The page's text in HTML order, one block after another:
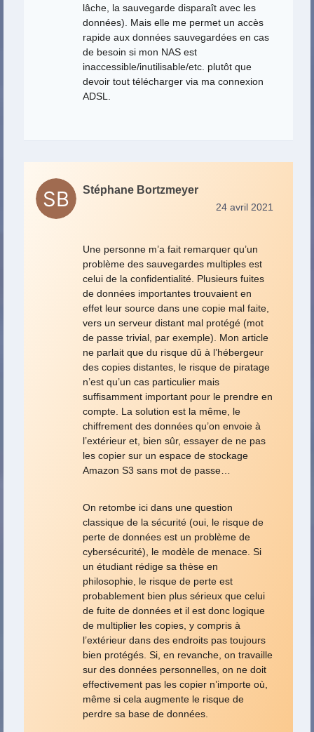
lâche, la sauvegarde disparaît avec les
données). Mais elle me permet un accès
rapide aux données sauvegardées en cas
de besoin si mon NAS est
inaccessible/inutilisable/etc. plutôt que
devoir tout télécharger via ma connexion
ADSL.
Stéphane Bortzmeyer
24 avril 2021
Une personne m’a fait remarquer qu’un
problème des sauvegardes multiples est
celui de la confidentialité. Plusieurs fuites
de données importantes trouvaient en
effet leur source dans une copie mal faite,
vers un serveur distant mal protégé (mot
de passe trivial, par exemple). Mon article
ne parlait que du risque dû à l’hébergeur
des copies distantes, le risque de piratage
n’est qu’un cas particulier mais
suffisamment important pour le prendre en
compte. La solution est la même, le
chiffrement des données qu’on envoie à
l’extérieur et, bien sûr, essayer de ne pas
les copier sur un espace de stockage
Amazon S3 sans mot de passe…
On retombe ici dans une question
classique de la sécurité (oui, le risque de
perte de données est un problème de
cybersécurité), le modèle de menace. Si
un étudiant rédige sa thèse en
philosophie, le risque de perte est
probablement bien plus sérieux que celui
de fuite de données et il est donc logique
de multiplier les copies, y compris à
l’extérieur dans des endroits pas toujours
bien protégés. Si, en revanche, on travaille
sur des données personnelles, on ne doit
effectivement pas les copier n’importe où,
même si cela augmente le risque de
perdre sa base de données.